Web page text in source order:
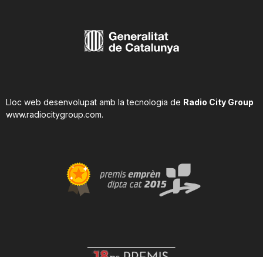
Lloc web desenvolupat amb la tecnologia de Radio City Group
www.radiocitygroup.com.